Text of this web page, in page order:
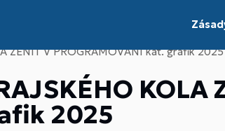
ZENIT V PROGRAMOVANÍ kat. grafik 2025
KOLA
2025